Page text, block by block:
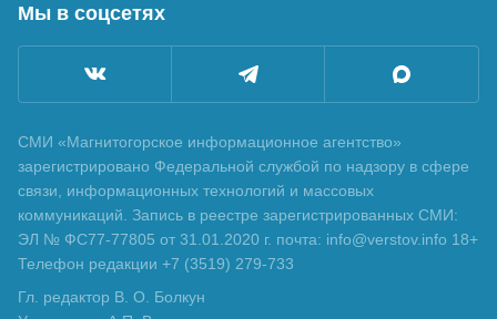
Мы в соцсетях
СМИ «Магнитогорское информационное агентство»
зарегистрировано Федеральной службой по надзору в сфере
связи, информационных технологий и массовых
коммуникаций. Запись в реестре зарегистрированных СМИ:
ЭЛ № ФС77-77805 от 31.01.2020 г. почта: info@verstov.info 18+
Телефон редакции +7 (3519) 279-733
Гл. редактор В. О. Болкун